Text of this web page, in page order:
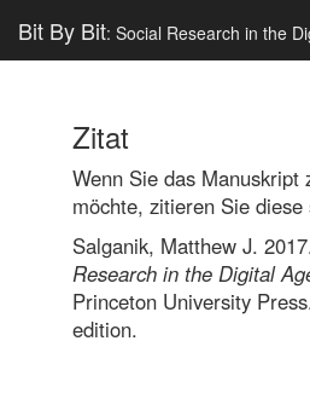
Bit By Bit: Social Research in the
Zitat
Wenn Sie das Manuskript
möchte, zitieren Sie diese
Salganik, Matthew J.
Research in the Digital
Princeton University
edition.